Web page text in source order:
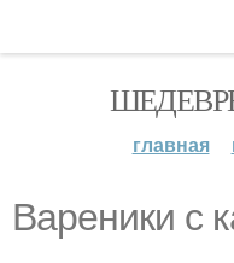
главная
Вареники с